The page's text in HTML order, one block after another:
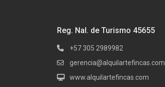
Reg. Nal. de Turismo 45655
+57 305 2989982
gerencia@alquilartefincas.com
www.alquilartefincas.com